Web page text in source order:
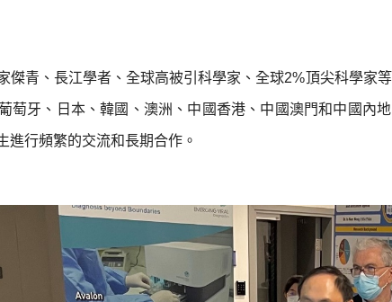
傑青、長江學者、全球高被引科學家、全球2%頂尖科學家等
萄牙、日本、韓國、澳洲、中國香港、中國澳門和中國內
進行頻繁的交流和長期合作。